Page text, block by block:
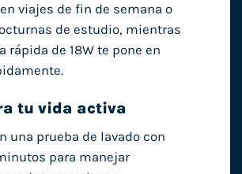
viajes de fin de semana o
de estudio, mientras
rápida de 18W te pone en
tu vida activa
una prueba de lavado con
para manejar